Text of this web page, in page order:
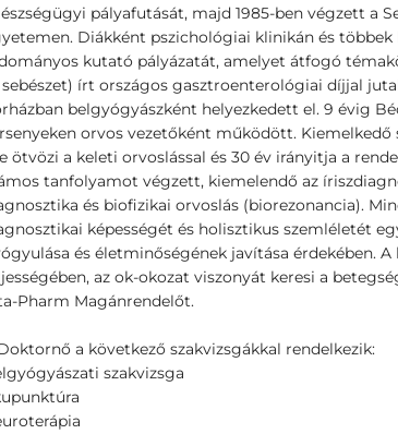
pályafutását, majd 1985-ben végzett a
Diákként pszichológiai klinikán és
kutató pályázatát, amelyet átfogó
sebészet) írt országos gasztroenterológiai díjjal
belgyógyászként helyezkedett el. 9 évig
orvos vezetőként működött.
ötvözi a keleti orvoslással és 30 év irányitja a
tanfolyamot végzett, kiemelendő az
és biofizikai orvoslás (biorezonancia).
képességét és holisztikus szemléletét
és életminőségének javítása érdekében.
az ok-okozat viszonyát keresi a
Pharm Magánrendelőt.
a következő szakvizsgákkal rendelkezik:
szakvizsga